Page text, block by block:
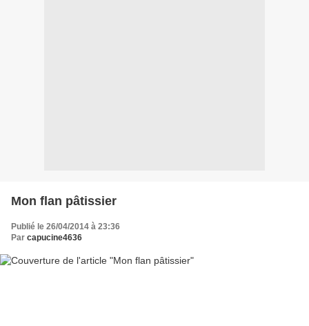
Mon flan pâtissier
Publié le 26/04/2014 à 23:36
Par capucine4636